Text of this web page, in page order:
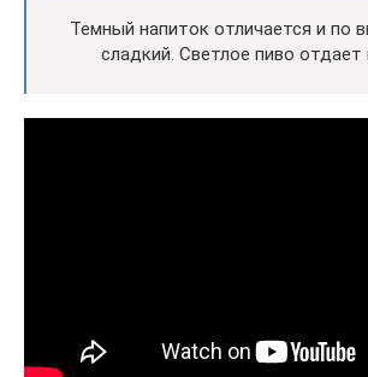
Темный напиток отличается и по
сладкий. Светлое пиво отдает